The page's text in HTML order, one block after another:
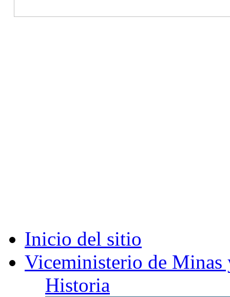
Inicio del sitio
Viceministerio de Minas
Historia